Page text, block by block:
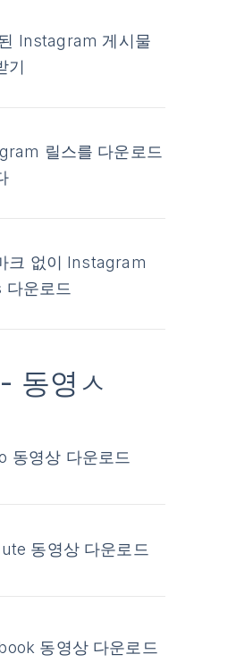
Instagram 게시물
기
릴스를 다운로드
크 없이 Instagram
다운로드
동영ㅅ
동영상 다운로드
동영상 다운로드
동영상 다운로드